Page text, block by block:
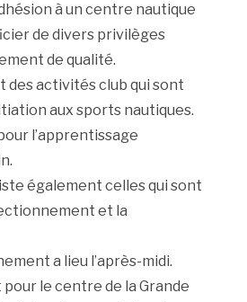
à un centre nautique
de divers privilèges
de qualité.
des activités club qui sont
aux sports nautiques.
l’apprentissage
également celles qui sont
et la
a lieu l’après-midi.
le centre de la Grande